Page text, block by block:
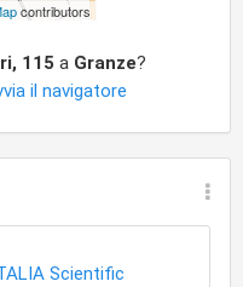
contributors
115 a Granze?
il navigatore
Scientific